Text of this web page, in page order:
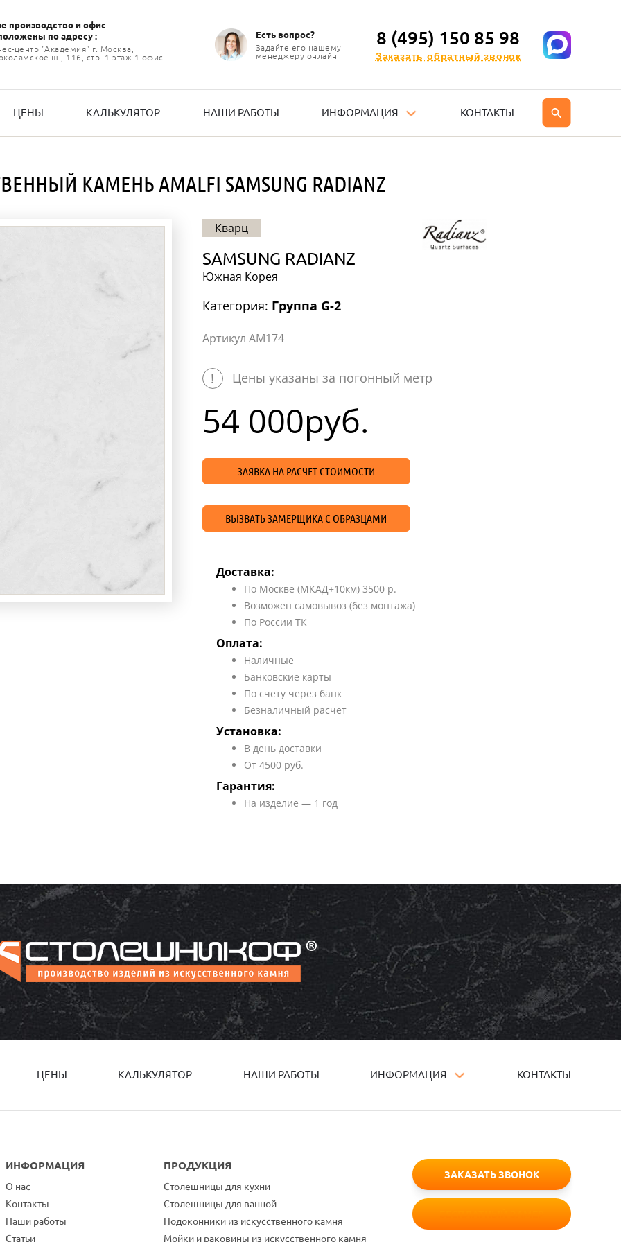
производство и офиc
по адресу :
центр "Академия" г. Москва,
ш., 116, стр. 1 этаж 1 офис
Есть вопрос?
Задайте его нашему
менеджеру онлайн
8 (495) 150 85 98
Заказать обратный звонок
ЦЕНЫ КАЛЬКУЛЯТОР НАШИ РАБОТЫ ИНФОРМАЦИЯ КОНТАКТЫ
КАМЕНЬ AMALFI SAMSUNG RADIANZ
Кварц
SAMSUNG RADIANZ
Южная Корея
Категория: Группа G-2
Артикул AM174
! Цены указаны за погонный метр
54 000руб.
ЗАЯВКА НА РАСЧЕТ СТОИМОСТИ
ВЫЗВАТЬ ЗАМЕРЩИКА С ОБРАЗЦАМИ
Доставка:
По Москве (МКАД+10км) 3500 р.
Возможен самовывоз (без монтажа)
По России ТК
Оплата:
Наличные
Банковские карты
По счету через банк
Безналичный расчет
Установка:
В день доставки
От 4500 руб.
Гарантия:
На изделие — 1 год
ЦЕНЫ КАЛЬКУЛЯТОР НАШИ РАБОТЫ ИНФОРМАЦИЯ КОНТАКТЫ
ИНФОРМАЦИЯ
О нас
Контакты
Наши работы
Статьи
ПРОДУКЦИЯ
Столешницы для кухни
Столешницы для ванной
Подоконники из искусственного камня
Мойки и раковины из искусственного камня
ЗАКАЗАТЬ ЗВОНОК